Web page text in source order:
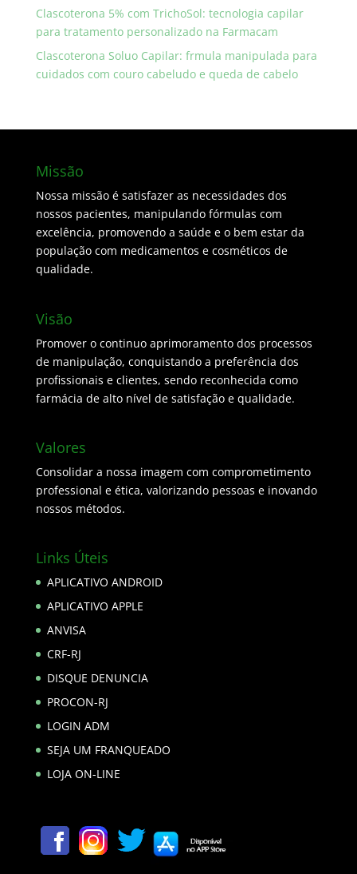
Clascoterona 5% com TrichoSol: tecnologia capilar
para tratamento personalizado na Farmacam
Clascoterona Soluo Capilar: frmula manipulada para
cuidados com couro cabeludo e queda de cabelo
Missão
Nossa missão é satisfazer as necessidades dos
nossos pacientes, manipulando fórmulas com
excelência, promovendo a saúde e o bem estar da
população com medicamentos e cosméticos de
qualidade.
Visão
Promover o continuo aprimoramento dos processos
de manipulação, conquistando a preferência dos
profissionais e clientes, sendo reconhecida como
farmácia de alto nível de satisfação e qualidade.
Valores
Consolidar a nossa imagem com comprometimento
professional e ética, valorizando pessoas e inovando
nossos métodos.
Links Úteis
APLICATIVO ANDROID
APLICATIVO APPLE
ANVISA
CRF-RJ
DISQUE DENUNCIA
PROCON-RJ
LOGIN ADM
SEJA UM FRANQUEADO
LOJA ON-LINE